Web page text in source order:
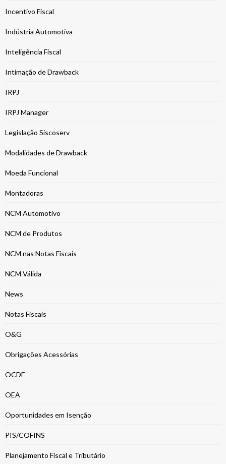
Incentivo Fiscal
Indústria Automotiva
Inteligência Fiscal
Intimação de Drawback
IRPJ
IRPJ Manager
Legislação Siscoserv
Modalidades de Drawback
Moeda Funcional
Montadoras
NCM Automotivo
NCM de Produtos
NCM nas Notas Fiscais
NCM Válida
News
Notas Fiscais
O&G
Obrigações Acessórias
OCDE
OEA
Oportunidades em Isenção
PIS/COFINS
Planejamento Fiscal e Tributário